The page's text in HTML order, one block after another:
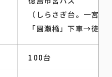
（しらさぎ台。一宮。
「園瀬橋」下車→徒歩
100台